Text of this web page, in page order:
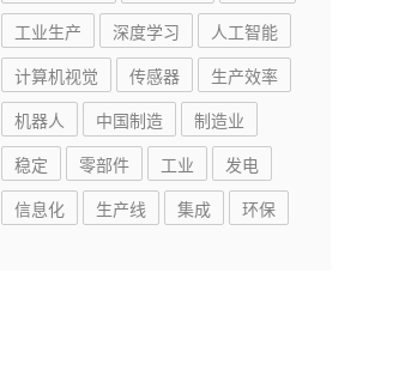
工业生产
深度学习
人工智能
计算机视觉
传感器
生产效率
机器人
中国制造
制造业
稳定
零部件 工业
发电
信息化
生产线 集成 环保